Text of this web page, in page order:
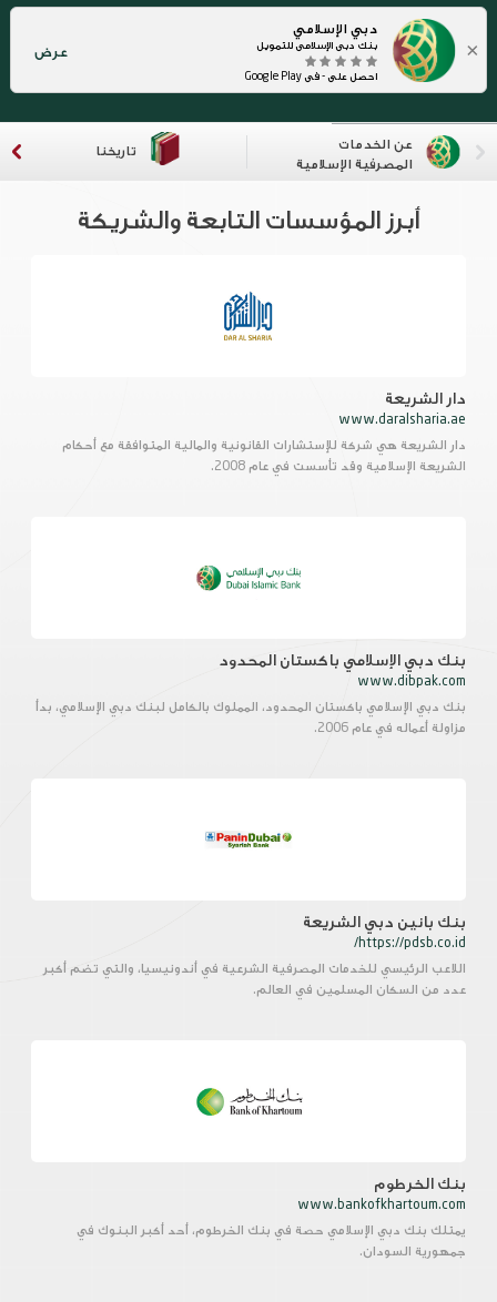
×
دبي الإسلامي
بنك دبي الإسلامي للتمويل
احصل على - في Google Play
عرض
عن الخدمات
المصرفية الإسلامية
تاريخنا
أبرز المؤسسات التابعة والشريكة
دار الشريعة
www.daralsharia.ae
دار الشريعة هي شركة للإستشارات القانونية والمالية المتوافقة مع أحكام
الشريعة الإسلامية وقد تأسست في عام 2008.
بنك دبي الإسلامي باكستان المحدود
www.dibpak.com
بنك دبي الإسلامي باكستان المحدود، المملوك بالكامل لبنك دبي الإسلامي، بدأ
مزاولة أعماله في عام 2006.
بنك بانين دبي الشريعة
https://pdsb.co.id/
اللاعب الرئيسي للخدمات المصرفية الشرعية في أندونيسيا، والتي تضم أكبر
عدد من السكان المسلمين في العالم.
بنك الخرطوم
www.bankofkhartoum.com
يمتلك بنك دبي الإسلامي حصة في بنك الخرطوم، أحد أكبر البنوك في
جمهورية السودان.